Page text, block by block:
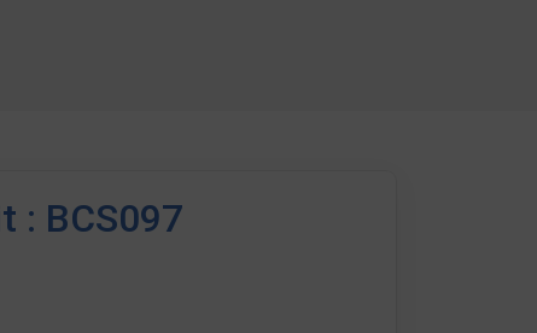
: BCS097